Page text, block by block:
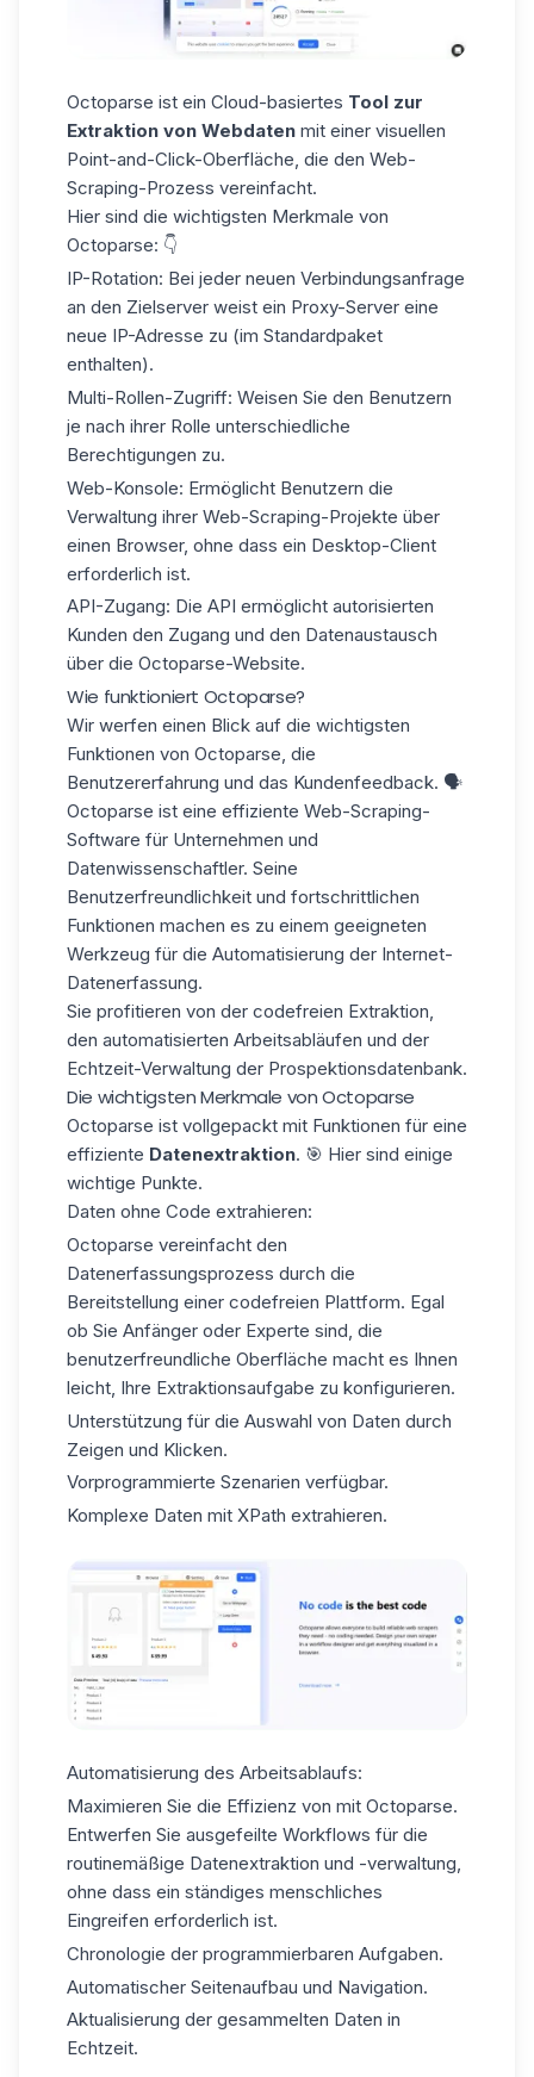
Octoparse ist ein Cloud-basiertes Tool zur
Extraktion von Webdaten mit einer visuellen
Point-and-Click-Oberfläche, die den Web-
Scraping-Prozess vereinfacht.
Hier sind die wichtigsten Merkmale von
Octoparse: 👇
IP-Rotation: Bei jeder neuen Verbindungsanfrage
an den Zielserver weist ein Proxy-Server eine
neue IP-Adresse zu (im Standardpaket
enthalten).
Multi-Rollen-Zugriff: Weisen Sie den Benutzern
je nach ihrer Rolle unterschiedliche
Berechtigungen zu.
Web-Konsole: Ermöglicht Benutzern die
Verwaltung ihrer Web-Scraping-Projekte über
einen Browser, ohne dass ein Desktop-Client
erforderlich ist.
API-Zugang: Die API ermöglicht autorisierten
Kunden den Zugang und den Datenaustausch
über die Octoparse-Website.
Wie funktioniert Octoparse?
Wir werfen einen Blick auf die wichtigsten
Funktionen von Octoparse, die
Benutzererfahrung und das Kundenfeedback. 🗣️
Octoparse ist eine effiziente Web-Scraping-
Software für Unternehmen und
Datenwissenschaftler. Seine
Benutzerfreundlichkeit und fortschrittlichen
Funktionen machen es zu einem geeigneten
Werkzeug für die Automatisierung der Internet-
Datenerfassung.
Sie profitieren von der codefreien Extraktion,
den automatisierten Arbeitsabläufen und der
Echtzeit-Verwaltung der Prospektionsdatenbank.
Die wichtigsten Merkmale von Octoparse
Octoparse ist vollgepackt mit Funktionen für eine
effiziente Datenextraktion. 🎯 Hier sind einige
wichtige Punkte.
Daten ohne Code extrahieren:
Octoparse vereinfacht den
Datenerfassungsprozess durch die
Bereitstellung einer codefreien Plattform. Egal
ob Sie Anfänger oder Experte sind, die
benutzerfreundliche Oberfläche macht es Ihnen
leicht, Ihre Extraktionsaufgabe zu konfigurieren.
Unterstützung für die Auswahl von Daten durch
Zeigen und Klicken.
Vorprogrammierte Szenarien verfügbar.
Komplexe Daten mit XPath extrahieren.
Automatisierung des Arbeitsablaufs:
Maximieren Sie die Effizienz von mit Octoparse.
Entwerfen Sie ausgefeilte Workflows für die
routinemäßige Datenextraktion und -verwaltung,
ohne dass ein ständiges menschliches
Eingreifen erforderlich ist.
Chronologie der programmierbaren Aufgaben.
Automatischer Seitenaufbau und Navigation.
Aktualisierung der gesammelten Daten in
Echtzeit.